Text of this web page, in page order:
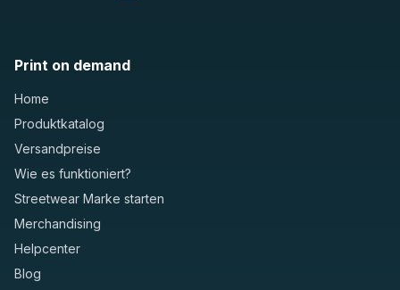
Print on demand
Home
Produktkatalog
Versandpreise
Wie es funktioniert?
Streetwear Marke starten
Merchandising
Helpcenter
Blog